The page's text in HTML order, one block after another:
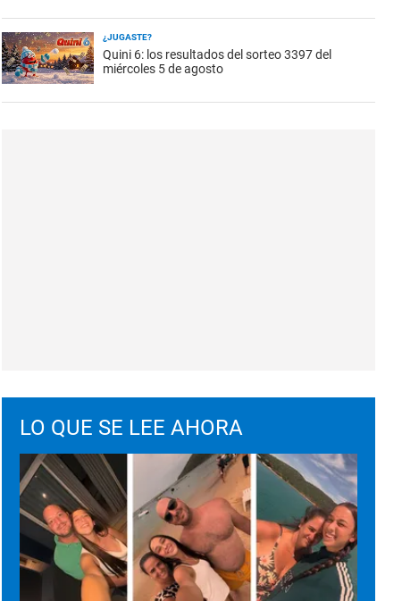
¿JUGASTE?
Quini 6: los resultados del sorteo 3397 del
miércoles 5 de agosto
LO QUE SE LEE AHORA